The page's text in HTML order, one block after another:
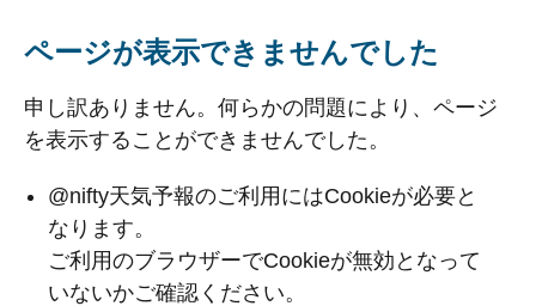
ページが表示できませんでした
申し訳ありません。何らかの問題により、ページ
を表示することができませんでした。
@nifty天気予報のご利用にはCookieが必要と
なります。
ご利用のブラウザーでCookieが無効となって
いないかご確認ください。